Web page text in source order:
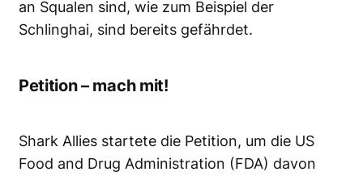
an Squalen sind, wie zum Beispiel der
Schlinghai, sind bereits gefährdet.
Petition – mach mit!
Shark Allies startete die Petition, um die US
Food and Drug Administration (FDA) davon